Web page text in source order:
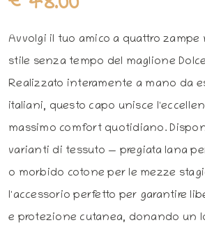
€48.00
Avvolgi il tuo amico a quattro zampe
stile senza tempo del maglione
Realizzato interamente a mano da
italiani, questo capo unisce
massimo comfort quotidiano.
varianti di tessuto — pregiata lana
o morbido cotone per le mezze
l'accessorio perfetto per garantire
e protezione cutanea, donando un